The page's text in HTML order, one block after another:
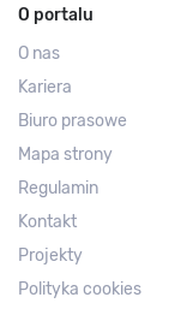
O portalu
O nas
Kariera
Biuro prasowe
Mapa strony
Regulamin
Kontakt
Projekty
Polityka cookies